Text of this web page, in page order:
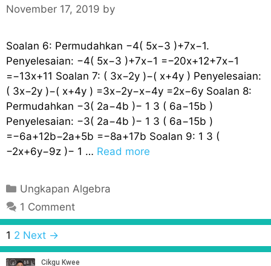
r
s
November 17, 2019 by
Soalan 6: Permudahkan −4( 5x−3 )+7x−1.
Penyelesaian: −4( 5x−3 )+7x−1 =−20x+12+7x−1
=−13x+11 Soalan 7: ( 3x−2y )−( x+4y ) Penyelesaian:
( 3x−2y )−( x+4y ) =3x−2y−x−4y =2x−6y Soalan 8:
Permudahkan −3( 2a−4b )− 1 3 ( 6a−15b )
Penyelesaian: −3( 2a−4b )− 1 3 ( 6a−15b )
=−6a+12b−2a+5b =−8a+17b Soalan 9: 1 3 (
−2x+6y−9z )− 1 … Read more
C
a
t
e
g
o
Ungkapan Algebra
1 Comment
P
o
1 2 Next →